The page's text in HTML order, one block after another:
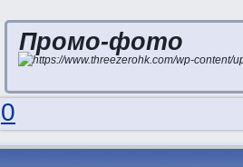
Промо-фото
0